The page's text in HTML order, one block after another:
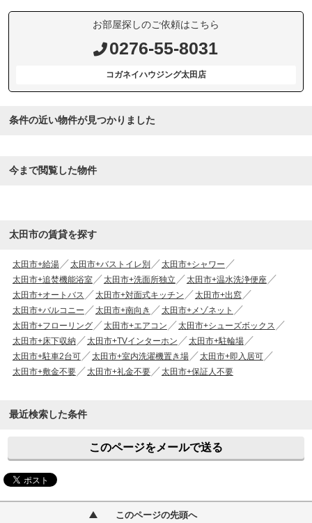
お部屋探しのご依頼はこちら
0276-55-8031
コガネイハウジング太田店
条件の近い物件が見つかりました
今まで閲覧した物件
太田市の賃貸を探す
太田市+給湯 太田市+バストイレ別
太田市+シャワー
太田市+追焚機能浴室
太田市+洗面所独立
太田市+温水洗浄便座
太田市+オートバス
太田市+対面式キッチン
太田市+出窓
太田市+バルコニー
太田市+南向き
太田市+メゾネット
太田市+フローリング
太田市+エアコン
太田市+シューズボックス
太田市+床下収納
太田市+TVインターホン
太田市+駐輪場
太田市+駐車2台可
太田市+室内洗濯機置き場
太田市+即入居可
太田市+敷金不要
太田市+礼金不要 太田市+保証人不要
最近検索した条件
このページをメールで送る
このページの先頭へ